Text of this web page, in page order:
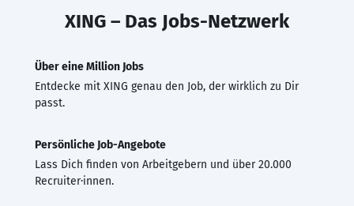
XING – Das Jobs-Netzwerk
Über eine Million Jobs
Entdecke mit XING genau den Job, der wirklich zu Dir
passt.
Persönliche Job-Angebote
Lass Dich finden von Arbeitgebern und über 20.000
Recruiter·innen.